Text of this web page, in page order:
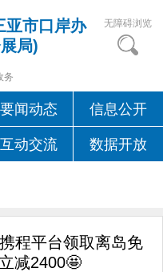
亚市口岸办
局)
务
无障碍浏览
要闻动态 信息公开
互动交流 数据开放
程平台领取离岛免
减2400🤩